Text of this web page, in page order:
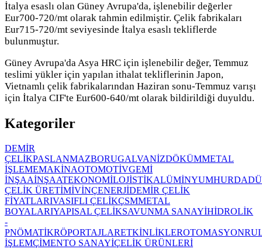
İtalya esaslı olan Güney Avrupa'da, işlenebilir değerler
Eur700-720/mt olarak tahmin edilmiştir. Çelik fabrikaları
Eur715-720/mt seviyesinde İtalya esaslı tekliflerde
bulunmuştur.
Güney Avrupa'da Asya HRC için işlenebilir değer, Temmuz
teslimi yükler için yapılan ithalat tekliflerinin Japon,
Vietnamlı çelik fabrikalarından Haziran sonu-Temmuz varışı
için İtalya CIF'te Eur600-640/mt olarak bildirildiği duyuldu.
Kategoriler
DEMİR
ÇELİKPASLANMAZBORUGALVANİZDÖKÜMMETAL
İŞLEMEMAKİNAOTOMOTİVGEMİ
İNŞAAİNŞAATEKONOMİLOJİSTİKALÜMİNYUMHURDA
ÇELİK ÜRETİMİVİNÇENERJİDEMİR ÇELİK
FİYATLARIVASIFLI ÇELİKÇSMMETAL
BOYALARIYAPISAL ÇELİKSAVUNMA SANAYİHİDROLİK
-
PNÖMATİKRÖPORTAJLARETKİNLİKLEROTOMASYON
İŞLEMÇİMENTO SANAYİÇELİK ÜRÜNLERİ